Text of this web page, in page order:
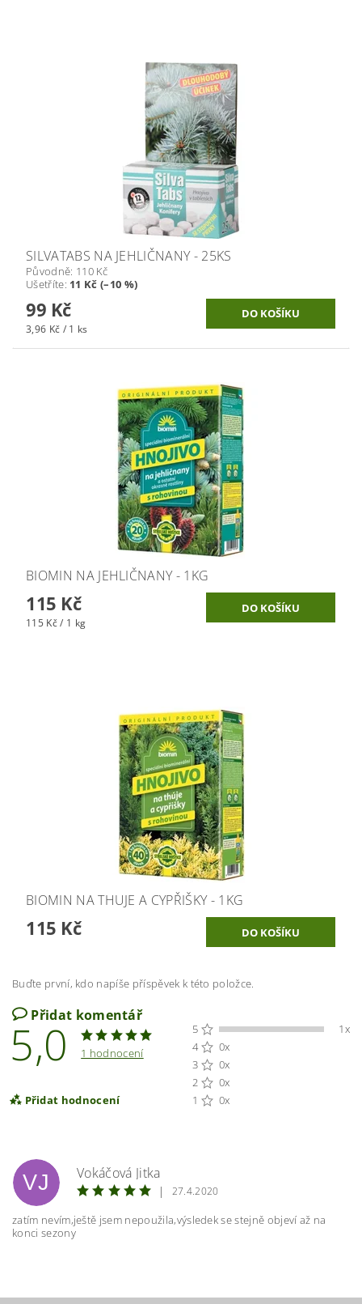
SILVATABS NA JEHLIČNANY - 25KS
Původně: 110 Kč
Ušetříte: 11 Kč (–10 %)
99 Kč
3,96 Kč / 1 ks
BIOMIN NA JEHLIČNANY - 1KG
115 Kč
115 Kč / 1 kg
BIOMIN NA THUJE A CYPŘIŠKY - 1KG
115 Kč
Buďte první, kdo napíše příspěvek k této položce.
Přidat komentář
5,0 1 hodnocení
Přidat hodnocení
5
1x
4
0x
3
0x
2
0x
1
0x
VJ
Vokáčová Jitka
|
27.4.2020
zatím nevím,ještě jsem nepoužila,výsledek se stejně objeví až na
konci sezony